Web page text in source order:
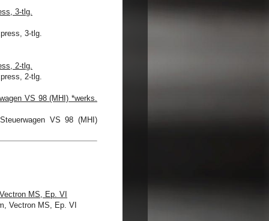
3-tlg.
2-tlg.
VS 98 (MHI) *werks.
MS, Ep. VI